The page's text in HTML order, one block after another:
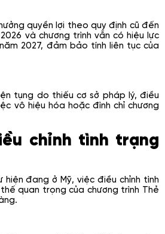
quyền lợi theo quy định cũ đến
và chương trình vẫn có hiệu lực
2027, đảm bảo tính liên tục của
tụng do thiếu cơ sở pháp lý, điều
vô hiệu hóa hoặc đình chỉ chương
chỉnh tình trạng
đang ở Mỹ, việc điều chỉnh tình
quan trọng của chương trình Thẻ